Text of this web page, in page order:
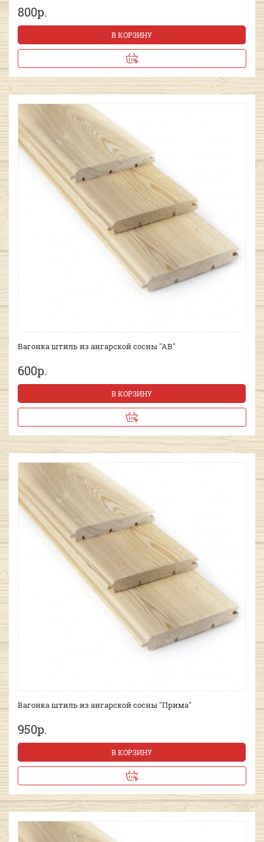
800р.
В КОРЗИНУ
Вагонка штиль из ангарской сосны "АВ"
600р.
В КОРЗИНУ
Вагонка штиль из ангарской сосны "Прима"
950р.
В КОРЗИНУ